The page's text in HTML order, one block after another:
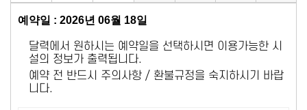
예약일 : 2026년 06월 18일
달력에서 원하시는 예약일을 선택하시면 이용가능한 시
설의 정보가 출력됩니다.
예약 전 반드시 주의사항 / 환불규정을 숙지하시기 바랍
니다.